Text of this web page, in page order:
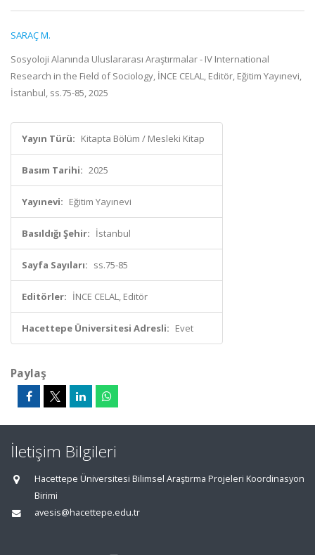
SARAÇ M.
Sosyoloji Alanında Uluslararası Araştırmalar - IV International
Research in the Field of Sociology, İNCE CELAL, Editör, Eğitim Yayınevi,
İstanbul, ss.75-85, 2025
Yayın Türü: Kitapta Bölüm / Mesleki Kitap
Basım Tarihi: 2025
Yayınevi: Eğitim Yayınevi
Basıldığı Şehir: İstanbul
Sayfa Sayıları: ss.75-85
Editörler: İNCE CELAL, Editör
Hacettepe Üniversitesi Adresli: Evet
Paylaş
İletişim Bilgileri
Hacettepe Üniversitesi Bilimsel Araştırma Projeleri Koordinasyon
Birimi
avesis@hacettepe.edu.tr